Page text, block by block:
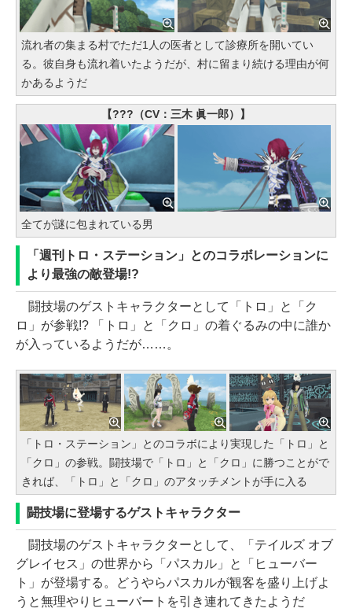
流れ者の集まる村でただ1人の医者として診療所を開いてい
る。彼自身も流れ着いたようだが、村に留まり続ける理由が何
かあるようだ
【???（CV：三木 眞一郎）】
全てが謎に包まれている男
「週刊トロ・ステーション」とのコラボレーションに
より最強の敵登場!?
闘技場のゲストキャラクターとして「トロ」と「ク
ロ」が参戦!? 「トロ」と「クロ」の着ぐるみの中に誰か
が入っているようだが……。
「トロ・ステーション」とのコラボにより実現した「トロ」と
「クロ」の参戦。闘技場で「トロ」と「クロ」に勝つことがで
きれば、「トロ」と「クロ」のアタッチメントが手に入る
闘技場に登場するゲストキャラクター
闘技場のゲストキャラクターとして、「テイルズ オブ
グレイセス」の世界から「パスカル」と「ヒューバー
ト」が登場する。どうやらパスカルが観客を盛り上げよ
うと無理やりヒューバートを引き連れてきたようだ